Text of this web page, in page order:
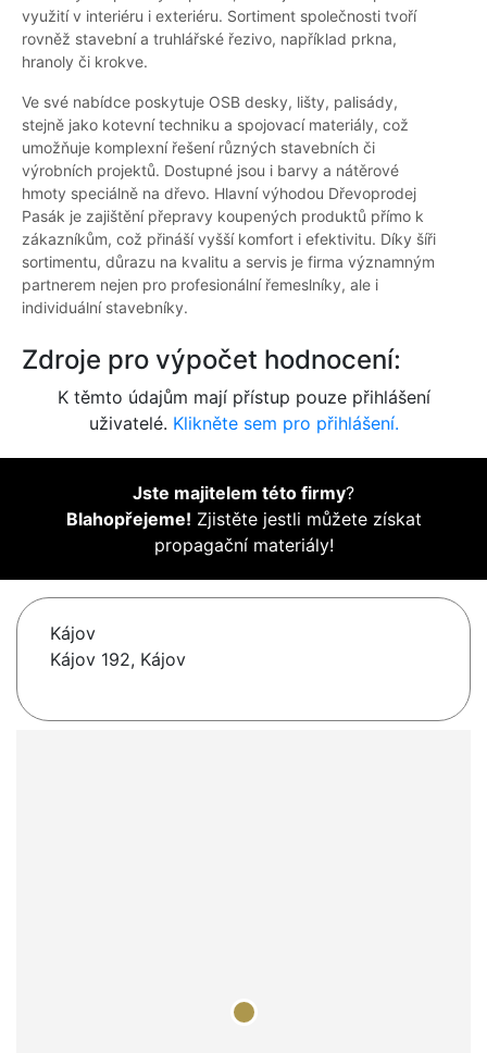
využití v interiéru i exteriéru. Sortiment společnosti tvoří
rovněž stavební a truhlářské řezivo, například prkna,
hranoly či krokve.
Ve své nabídce poskytuje OSB desky, lišty, palisády,
stejně jako kotevní techniku a spojovací materiály, což
umožňuje komplexní řešení různých stavebních či
výrobních projektů. Dostupné jsou i barvy a nátěrové
hmoty speciálně na dřevo. Hlavní výhodou Dřevoprodej
Pasák je zajištění přepravy koupených produktů přímo k
zákazníkům, což přináší vyšší komfort i efektivitu. Díky šíři
sortimentu, důrazu na kvalitu a servis je firma významným
partnerem nejen pro profesionální řemeslníky, ale i
individuální stavebníky.
Zdroje pro výpočet hodnocení:
K těmto údajům mají přístup pouze přihlášení
uživatelé. Klikněte sem pro přihlášení.
Jste majitelem této firmy?
Blahopřejeme! Zjistěte jestli můžete získat
propagační materiály!
Kájov
Kájov 192, Kájov